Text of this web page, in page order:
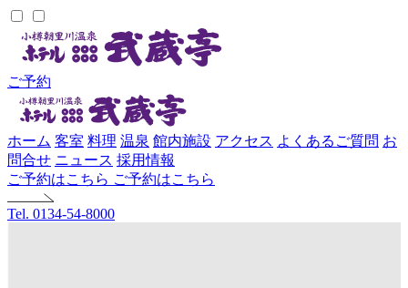
ご予約
ホーム 客室 料理 温泉 館内施設 アクセス よくあるご質問 お
問合せ ニュース 採用情報
ご予約はこちら ご予約はこちら
Tel. 0134-54-8000